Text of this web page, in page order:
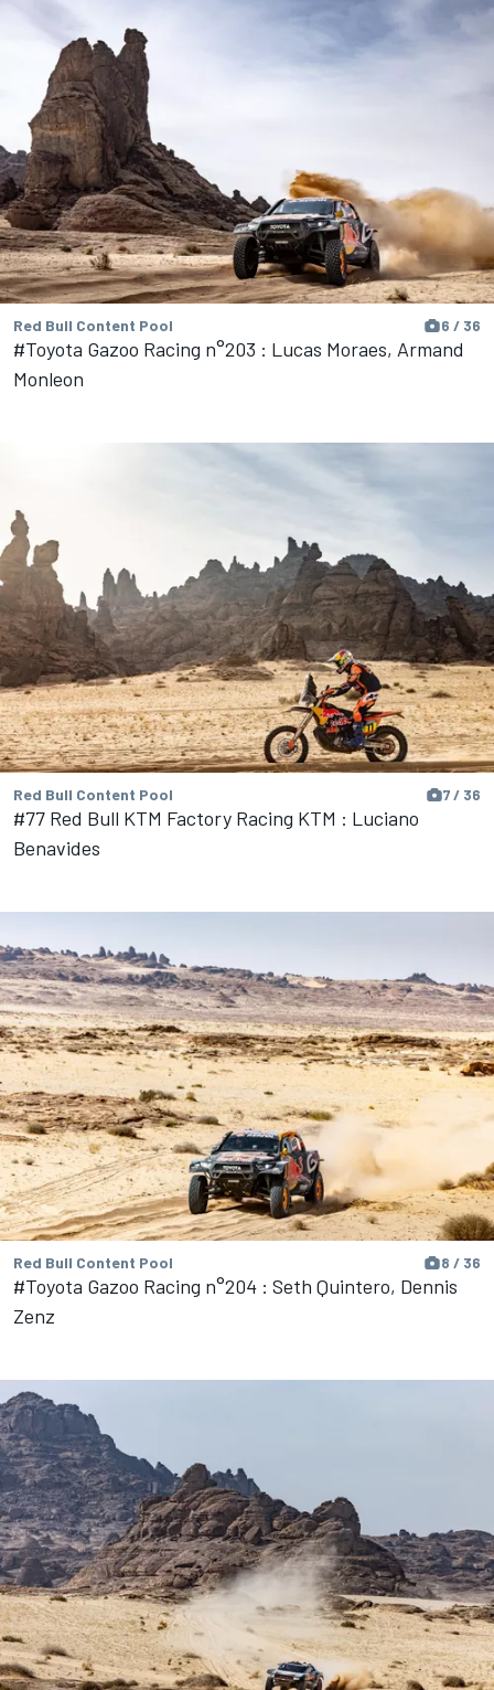
Red Bull Content Pool 6 / 36
#Toyota Gazoo Racing n°203 : Lucas Moraes, Armand
Monleon
Red Bull Content Pool 7 / 36
#77 Red Bull KTM Factory Racing KTM : Luciano
Benavides
Red Bull Content Pool 8 / 36
#Toyota Gazoo Racing n°204 : Seth Quintero, Dennis
Zenz